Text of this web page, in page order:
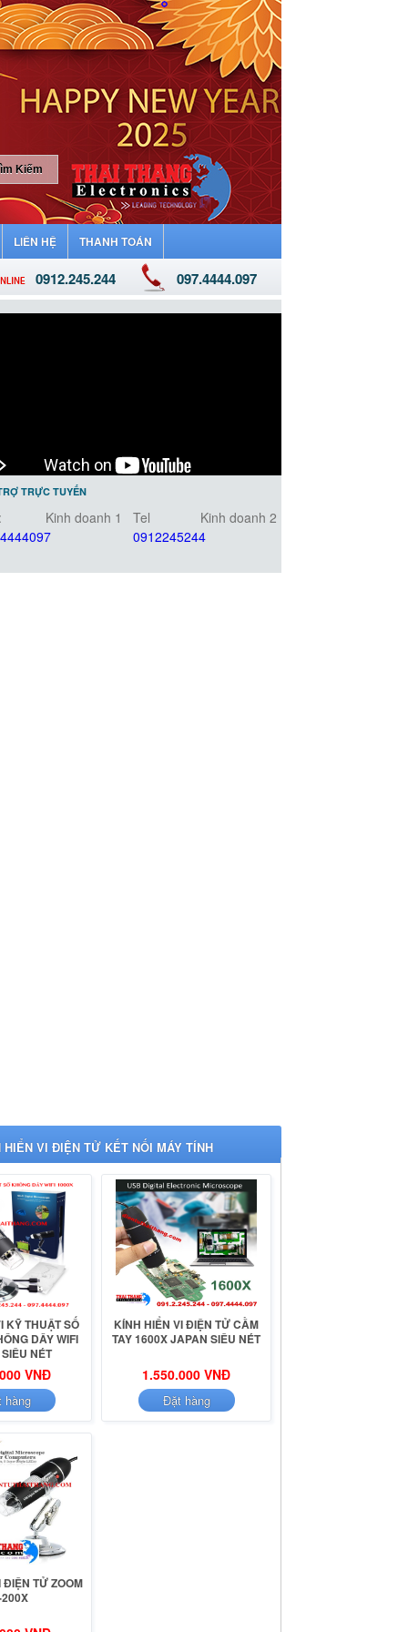
LIÊN HỆ THANH TOÁN
0912.245.244 097.4444.097
TRỰC TUYẾN
Kinh doanh 1
Tel
0912245244
Kinh doanh 2
VI ĐIỆN TỬ KẾT NỐI MÁY TÍNH
KỸ THUẬT SỐ
DÂY WIFI
NÉT
VNĐ
hàng
KÍNH HIỂN VI ĐIỆN TỬ CẦM
TAY 1600X JAPAN SIÊU NÉT
1.550.000 VNĐ
Đặt hàng
ĐIỆN TỬ ZOOM